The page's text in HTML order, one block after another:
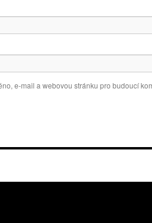
e-mail a webovou stránku pro budoucí